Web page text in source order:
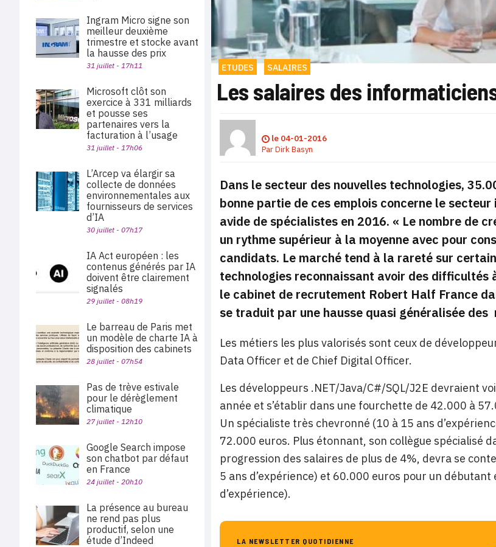
ETUDES SALAIRES
Les salaires des
le 04-01-2016
ParDirk Basyn
Dans le secteur des nouvelles technologies,
bonne partie de ces emplois concerne le
avide de spécialistes en 2016. « Le nombre de
un rythme supérieur à la moyenne avec pour
candidats. Le marché tend à la rareté sur
technologies reconnaissant avoir des difficultés
le cabinet de recrutement Robert Half France
se traduit par une hausse quasi généralisée des
Les métiers les plus valorisés sont ceux de
Data Officer et de Chief Digital Officer.
Les développeurs .NET/Java/C#/SQL/J2E devraient
année et s’établir dans une fourchette de 42.000 à
Un spécialiste très chevronné (10 à 15 ans
72.000 euros. Plus étonnant, son collègue spécialisé
progression des salaires de plus de 4%, devra se
5 ans d’expérience) et 60.000 euros pour un
d’expérience).
LA NEWSLETTER QUOTIDIENNE
Ingram Micro signe son
meilleur deuxième
trimestre et stocke avant
la hausse des prix
31 juillet - 17h11
Microsoft clôt son
exercice à 331 milliards
et pousse ses
partenaires vers la
facturation à l’usage
31 juillet - 17h06
L’Arcep va élargir sa
collecte de données
environnementales aux
fournisseurs de services
d’IA
30 juillet - 07h17
IA Act européen : les
contenus générés par IA
doivent être clairement
signalés
29 juillet - 08h19
Le barreau de Paris met
un modèle de charte IA à
disposition des cabinets
28 juillet - 07h54
Pas de trève estivale
pour le dérèglement
climatique
27 juillet - 12h10
Google Search impose
son chatbot par défaut
en France
24 juillet - 20h10
La présence au bureau
ne rend pas plus
productif, selon une
étude d’Indeed